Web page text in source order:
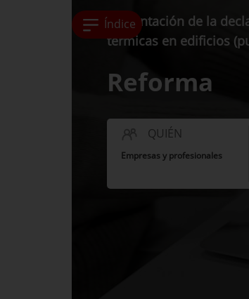
Índice
Presentación de la
térmicas en edificios
Reforma
QUIÉN
Empresas y profesionales